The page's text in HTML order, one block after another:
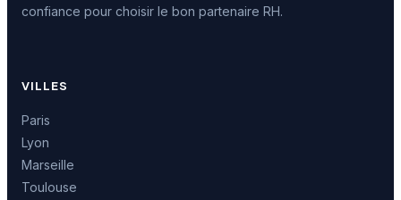
confiance pour choisir le bon partenaire RH.
VILLES
Paris
Lyon
Marseille
Toulouse